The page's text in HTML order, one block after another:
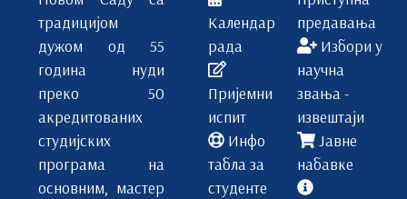
традицијом
дужом од 55
година нуди
преко 50
акредитованих
студијских
програма на
основним, мастер
Календар
рада
Пријемни
испит
Инфо
табла за
студенте
предавања
Избори у
научна
звања -
извештаји
Јавне
набавке